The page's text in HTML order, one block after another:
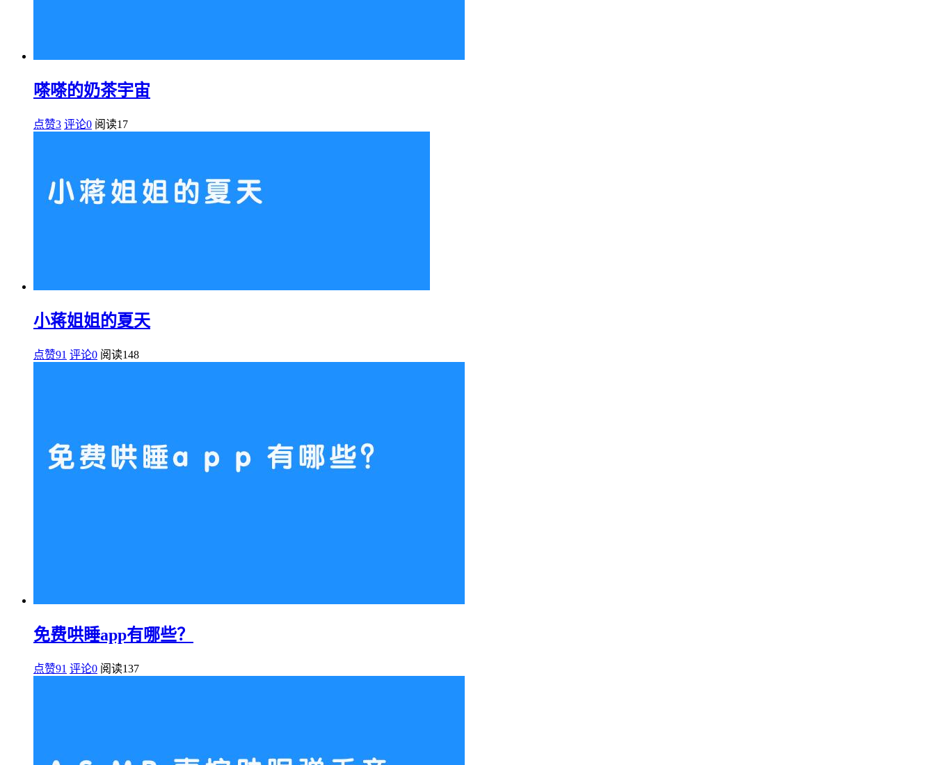
嗏嗏的奶茶宇宙
点赞3 评论0 阅读17
小蒋姐姐的夏天
点赞91 评论0 阅读148
免费哄睡app有哪些？
点赞91 评论0 阅读137